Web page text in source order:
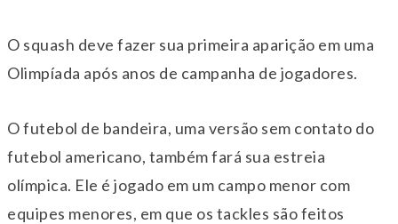
O squash deve fazer sua primeira aparição em uma
Olimpíada após anos de campanha de jogadores.
O futebol de bandeira, uma versão sem contato do
futebol americano, também fará sua estreia
olímpica. Ele é jogado em um campo menor com
equipes menores, em que os tackles são feitos